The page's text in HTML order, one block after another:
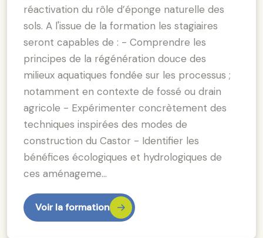
réactivation du rôle d’éponge naturelle des
sols. A l'issue de la formation les stagiaires
seront capables de : - Comprendre les
principes de la régénération douce des
milieux aquatiques fondée sur les processus ;
notamment en contexte de fossé ou drain
agricole - Expérimenter concrètement des
techniques inspirées des modes de
construction du Castor - Identifier les
bénéfices écologiques et hydrologiques de
ces aménageme…
Voir la formation